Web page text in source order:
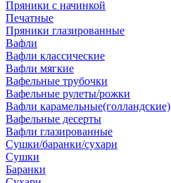
Пряники с начинкой
Печатные
Пряники глазированные
Вафли
Вафли классические
Вафли мягкие
Вафельные трубочки
Вафельные рулеты/рожки
Вафли карамельные(голландские)
Вафельные десерты
Вафли глазированные
Сушки/баранки/сухари
Сушки
Баранки